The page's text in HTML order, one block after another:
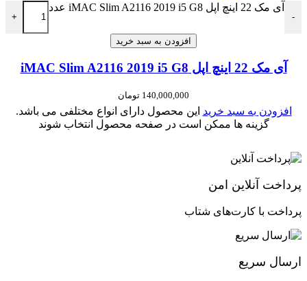
-
آی مک 22 اینچ اپل iMAC Slim A2116 2019 i5 G8 عدد
+
افزودن به سبد خرید
آی مک 22 اینچ اپل iMAC Slim A2116 2019 i5 G8
140,000,000 تومان
افزودن به سبد خرید این محصول دارای انواع مختلفی می باشد.
گزینه ها ممکن است در صفحه محصول انتخاب شوند
پرداخت آنلاین امن
پرداخت با کارت‌های شتاب
ارسال سریع